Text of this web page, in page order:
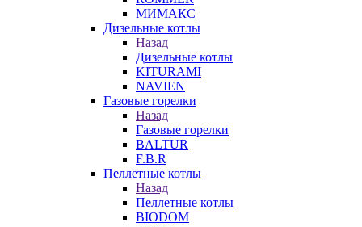
МИМАКС
Дизельные котлы
Назад
Дизельные котлы
KITURAMI
NAVIEN
Газовые горелки
Назад
Газовые горелки
BALTUR
F.B.R
Пеллетные котлы
Назад
Пеллетные котлы
BIODOM